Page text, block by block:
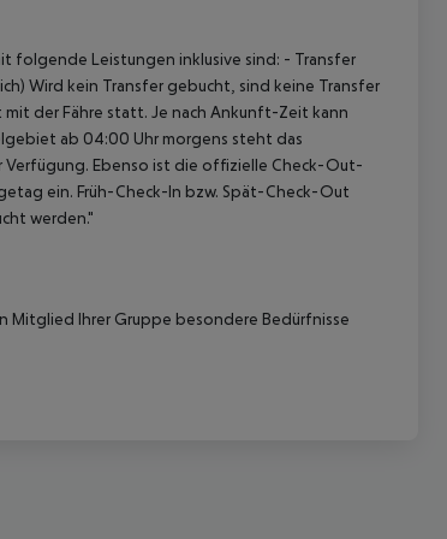
folgende Leistungen inklusive sind: - Transfer
Wird kein Transfer gebucht, sind keine Transfer
mit der Fähre statt. Je nach Ankunft-Zeit kann
ab 04:00 Uhr morgens steht das
Ebenso ist die offizielle Check-Out-
ein. Früh-Check-In bzw. Spät-Check-Out
werden."
Mitglied Ihrer Gruppe besondere Bedürfnisse